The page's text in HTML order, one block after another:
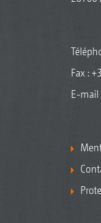
Fax :
E-mail